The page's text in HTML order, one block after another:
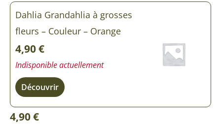
Dahlia Grandahlia à grosses
fleurs – Couleur – Orange
4,90€
Indisponible actuellement
Découvrir
4,90€